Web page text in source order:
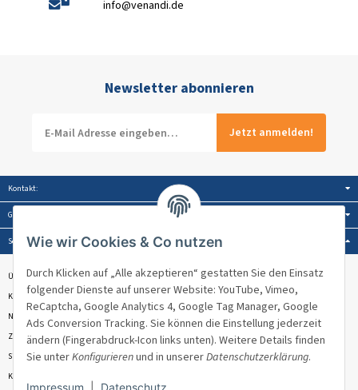
info@venandi.de
Newsletter abonnieren
Jetzt anmelden!
Kontakt:
Gesetzliche Informationen:
Service:
Über Venandi
Kontakt & Beratung
Newsletter
Zahlungsmöglichkeiten
Sitemap
Kundenbewertungen ★★★★★
Wie wir Cookies & Co nutzen
Durch Klicken auf „Alle akzeptieren“ gestatten Sie den Einsatz
folgender Dienste auf unserer Website: YouTube, Vimeo,
ReCaptcha, Google Analytics 4, Google Tag Manager, Google
Ads Conversion Tracking. Sie können die Einstellung jederzeit
ändern (Fingerabdruck-Icon links unten). Weitere Details finden
Sie unterKonfigurierenund in unsererDatenschutzerklärung.